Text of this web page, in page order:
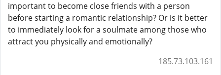
important to become close friends with a person
before starting a romantic relationship? Or is it better
to immediately look for a soulmate among those who
attract you physically and emotionally?
185.73.103.161